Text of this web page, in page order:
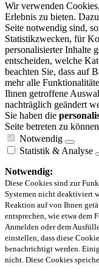
Wir verwenden
Erlebnis zu bieten.
Seite notwendig sind,
Statistikzwecken, für
personalisierter Inhalte
entscheiden, welche
beachten Sie, dass auf
mehr alle
Ihnen getroffene
nachträglich geändert
Sie haben die
Seite betreten zu
Notwendig
Statistik & Analyse
Notwendig:
Diese Cookies sind zur
Systemen nicht deaktiviert
Reaktion auf von Ihnen
entsprechen, wie etwa dem
Anmelden oder dem
einstellen, dass diese
benachrichtigt werden.
nicht. Diese Cookies